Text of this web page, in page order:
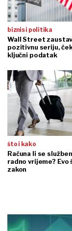
biznis i politika
Wall Street
pozitivnu seriju,
ključni podatak
što i kako
Računa li se
radno vrijeme? Evo
zakon